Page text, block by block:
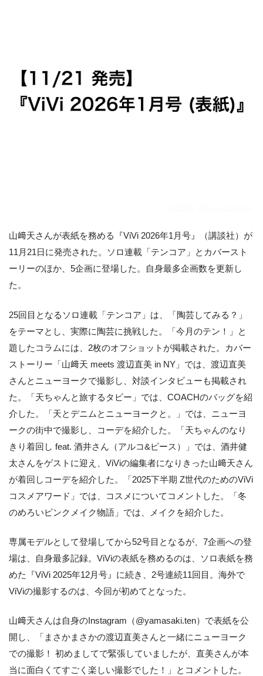
山﨑天さんが表紙を務める『ViVi 2026年1月号』（講談社）が
11月21日に発売された。ソロ連載「テンコア」とカバースト
ーリーのほか、5企画に登場した。自身最多企画数を更新し
た。
25回目となるソロ連載「テンコア」は、「陶芸してみる？」
をテーマとし、実際に陶芸に挑戦した。「今月のテン！」と
題したコラムには、2枚のオフショットが掲載された。カバー
ストーリー「山﨑天 meets 渡辺直美 in NY」では、渡辺直美
さんとニューヨークで撮影し、対談インタビューも掲載され
た。「天ちゃんと旅するタビー」では、COACHのバッグを紹
介した。「天とデニムとニューヨークと。」では、ニューヨ
ークの街中で撮影し、コーデを紹介した。「天ちゃんのなり
きり着回し feat. 酒井さん（アルコ&ピース）」では、酒井健
太さんをゲストに迎え、ViViの編集者になりきった山﨑天さん
が着回しコーデを紹介した。「2025下半期 Z世代のためのViVi
コスメアワード」では、コスメについてコメントした。「冬
のめろいピンクメイク物語」では、メイクを紹介した。
専属モデルとして登場してから52号目となるが、7企画への登
場は、自身最多記録。ViViの表紙を務めるのは、ソロ表紙を務
めた『ViVi 2025年12月号』に続き、2号連続11回目。海外で
ViViの撮影するのは、今回が初めてとなった。
山﨑天さんは自身のInstagram（@yamasaki.ten）で表紙を公
開し、「まさかまさかの渡辺直美さんと一緒にニューヨーク
での撮影！ 初めましてで緊張していましたが、直美さんが本
当に面白くてすごく楽しい撮影でした！」とコメントした。